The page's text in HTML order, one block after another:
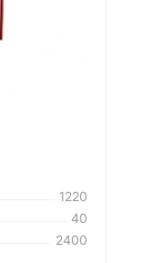
1220
40
2400